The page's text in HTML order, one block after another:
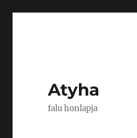
Atyha
falu honlapja